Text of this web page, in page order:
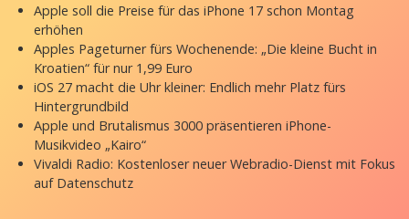
Apple soll die Preise für das iPhone 17 schon Montag
erhöhen
Apples Pageturner fürs Wochenende: „Die kleine Bucht in
Kroatien“ für nur 1,99 Euro
iOS 27 macht die Uhr kleiner: Endlich mehr Platz fürs
Hintergrundbild
Apple und Brutalismus 3000 präsentieren iPhone-
Musikvideo „Kairo“
Vivaldi Radio: Kostenloser neuer Webradio-Dienst mit Fokus
auf Datenschutz